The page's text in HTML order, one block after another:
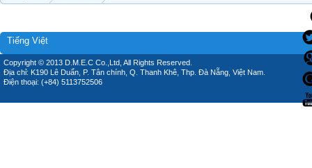
Tiếng Việt
Copyright © 2013 D.M.E.C Co.,Ltd, All Rights Reserved.
Địa chỉ: K190 Lê Duẩn, P. Tân chính, Q. Thanh Khê, Thp. Đà Nẵng, Việt Nam.
Điện thoại: (+84) 5113752506